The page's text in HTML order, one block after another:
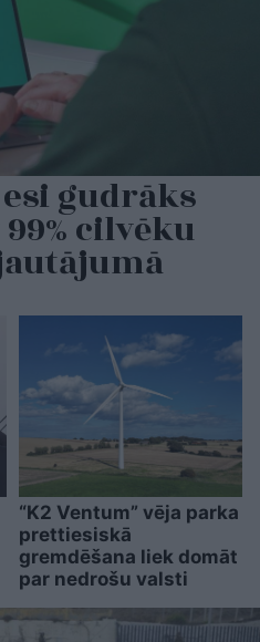
gudrāks
cilvēku
“K2 Ventum” vēja parka
prettiesiskā
gremdēšana liek domāt
par nedrošu valsti